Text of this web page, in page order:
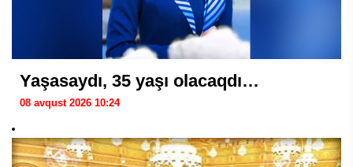
Yaşasaydı, 35 yaşı olacaqdı…
08 avqust 2026 10:24